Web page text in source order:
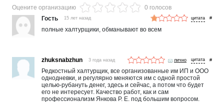
Оцените организацию
0 голосов
Гость
15 лет назад #
полные халтурщики, обманывают во всем
zhuksnabzhun 3 года назад лично #
Редкостный халтурщик, все организованные им ИП и ООО
однодневки, и регулярно меняются им с одной простой
целью-рубануть денег, здесь и сейчас, а потом что будет
его не интересует. Качество работ, как и сам
профессионализм Янкова Р. Е. под большим вопросом.